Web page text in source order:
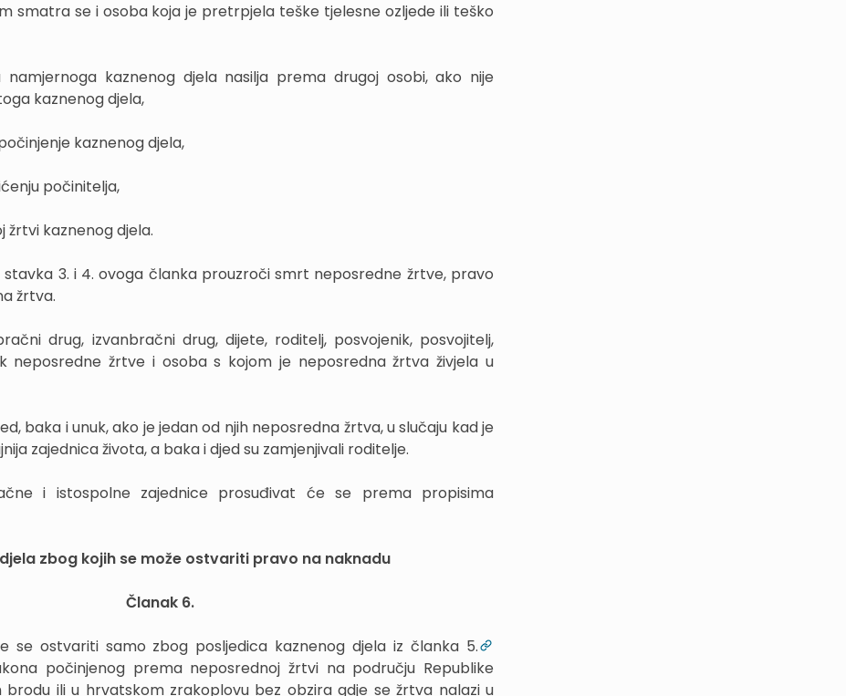
smatra se i osoba koja je pretrpjela teške tjelesne ozljede ili teško
kaznenog djela nasilja prema drugoj osobi, ako nije
kaznenog djela,
kaznenog djela,
počinitelja,
žrtvi kaznenog djela.
3. i 4. ovoga članka prouzroči smrt neposredne žrtve, pravo
žrtva.
drug, izvanbračni drug, dijete, roditelj, posvojenik, posvojitelj,
neposredne žrtve i osoba s kojom je neposredna žrtva živjela u
baka i unuk, ako je jedan od njih neposredna žrtva, u slučaju kad je
zajednica života, a baka i djed su zamjenjivali roditelje.
i istospolne zajednice prosuđivat će se prema propisima
zbog kojih se može ostvariti pravo na naknadu
Članak 6.
se ostvariti samo zbog posljedica kaznenog djela iz članka 5.
počinjenog prema neposrednoj žrtvi na području Republike
brodu ili u hrvatskom zrakoplovu bez obzira gdje se žrtva nalazi u